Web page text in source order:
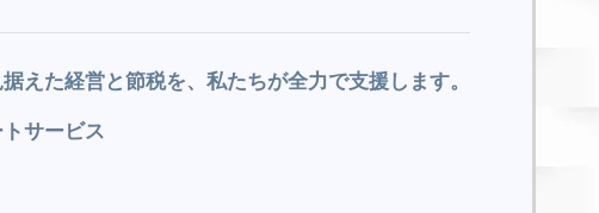
えた経営と節税を、私たちが全力で支援します。
サービス